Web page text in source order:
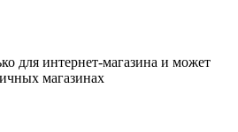
для интернет-магазина и может
магазинах